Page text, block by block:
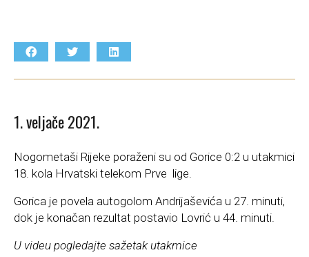
1. veljače 2021.
Nogometaši Rijeke poraženi su od Gorice 0:2 u utakmici
18. kola Hrvatski telekom Prve lige.
Gorica je povela autogolom Andrijaševića u 27. minuti,
dok je konačan rezultat postavio Lovrić u 44. minuti.
U videu pogledajte sažetak utakmice